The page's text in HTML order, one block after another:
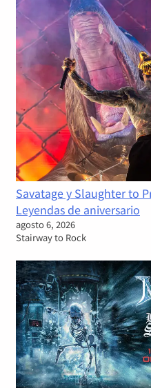
Savatage y Slaughter to
Leyendas de aniversario
agosto 6, 2026
Stairway to Rock